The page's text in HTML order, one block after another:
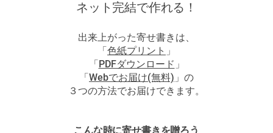
ネット完結で作れる！
出来上がった寄せ書きは、
「色紙プリント 」
「PDFダウンロード 」
「Webでお届け(無料) 」の
３つの方法でお届けできます。
こんな時に寄せ書きを贈ろう